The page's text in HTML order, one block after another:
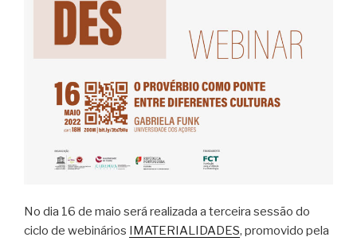
No dia 16 de maio será realizada a terceira sessão do
ciclo de webinários
IMATERIALIDADES, promovido pela